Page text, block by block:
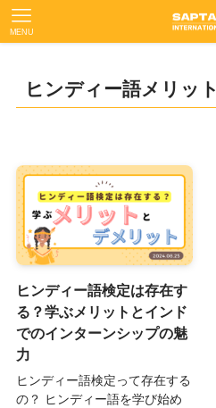
MENU
ヒンディー語メリット
ヒンディー語検定は存在す
る？学ぶメリットとインド
でのインターンシップの魅
力
ヒンディー語検定って存在する
の？ ヒンディー語を学び始め